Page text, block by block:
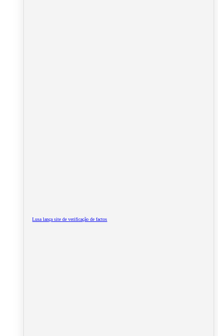
Lusa lança site de verificação de factos